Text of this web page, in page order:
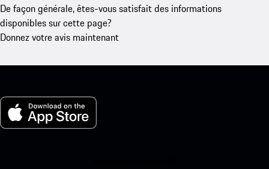
De façon générale, êtes-vous satisfait des informations
disponibles sur cette page?
Donnez votre avis maintenant